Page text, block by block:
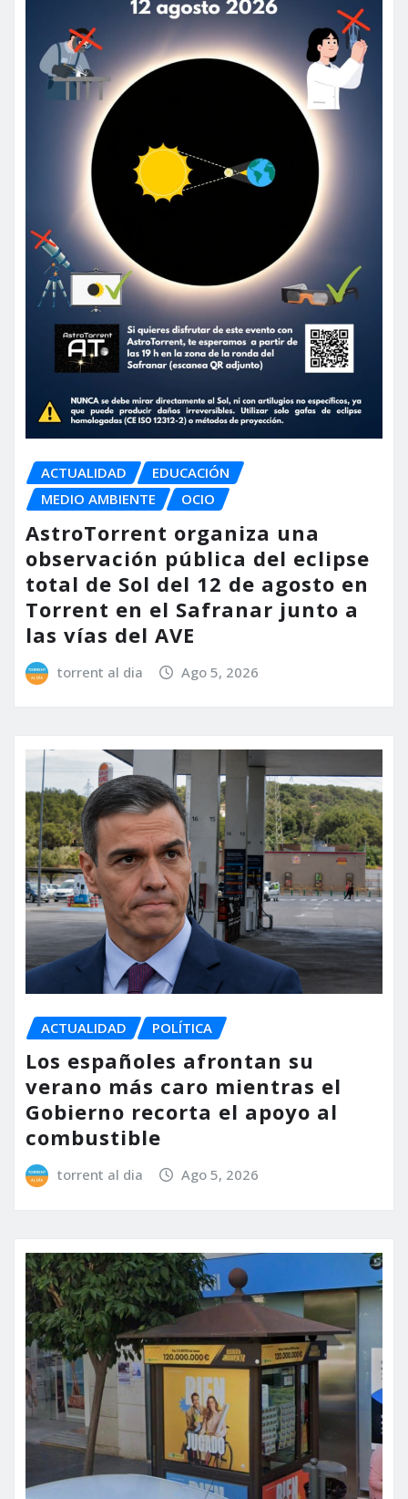
ACTUALIDAD
EDUCACIÓN
MEDIO AMBIENTE
OCIO
AstroTorrent organiza una
observación pública del eclipse
total de Sol del 12 de agosto en
Torrent en el Safranar junto a
las vías del AVE
torrent al dia Ago 5, 2026
ACTUALIDAD POLÍTICA
Los españoles afrontan su
verano más caro mientras el
Gobierno recorta el apoyo al
combustible
torrent al dia Ago 5, 2026